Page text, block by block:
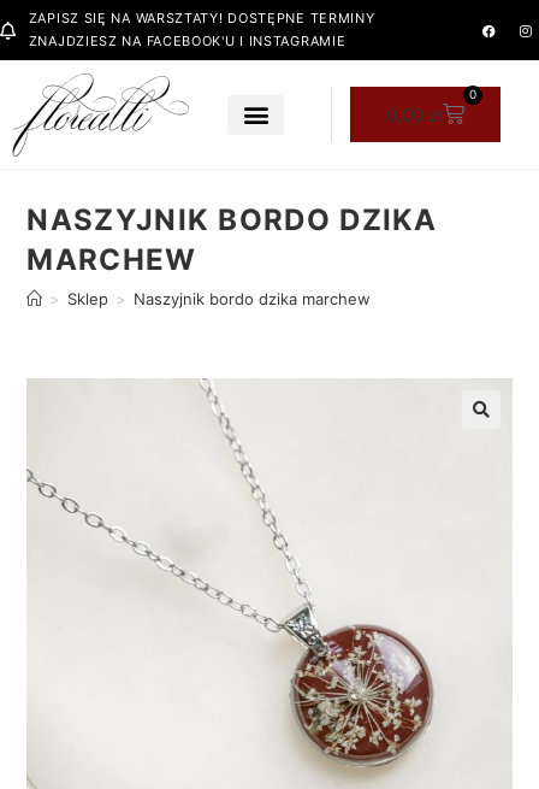
ZAPISZ SIĘ NA WARSZTATY! DOSTĘPNE TERMINY
ZNAJDZIESZ NA FACEBOOK'U I INSTAGRAMIE
0,00 zł
0
NASZYJNIK BORDO DZIKA
MARCHEW
> Sklep > Naszyjnik bordo dzika marchew